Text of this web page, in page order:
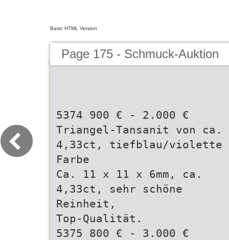
Basic HTML Version
Page 175 - Schmuck-Auktion
5374 900 € - 2.000 €
Triangel-Tansanit von ca.
4,33ct, tiefblau/violette
Farbe
Ca. 11 x 11 x 6mm, ca.
4,33ct, sehr schöne
Reinheit,
Top-Qualität.
5375 800 € - 3.000 €